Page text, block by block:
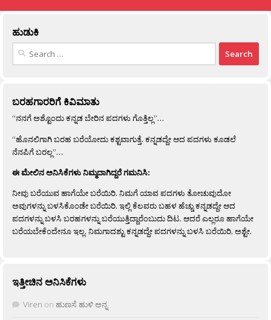
ಹುಡುಕಿ
Search
ಬರಹಗಾರರಿಗೆ ಕಿವಿಮಾತು
“ನನಗೆ ಅಶ್ಟೊಂದು ಕನ್ನಡ ಬೇರಿನ ಪದಗಳು ಗೊತ್ತಿಲ್ಲ”…
“ಹೊನಲಿಗಾಗಿ ಬರಹ ಬರೆಯೋದು ಕಶ್ಟವಾಗುತ್ತೆ. ಕನ್ನಡದ್ದೇ ಆದ ಪದಗಳು ಕೂಡಲೆ
ನೆನಪಿಗೆ ಬರಲ್ಲ”…
ಈ ಮೇಲಿನ ಅನಿಸಿಕೆಗಳು ನಿಮ್ಮದಾಗಿದ್ದರೆ ಗಮನಿಸಿ:
ನೀವು ಬರೆಯುವ ಹಾಗೆಯೇ ಬರೆಯಿರಿ. ನಿಮಗೆ ಯಾವ ಪದಗಳು ತೋಚುವುದೋ
ಅವುಗಳನ್ನು ಬಳಸಿಕೊಂಡೇ ಬರೆಯಿರಿ. ಇಲ್ಲಿ ಕೆಲವರು ಬಹಳ ಹೆಚ್ಚು ಕನ್ನಡದ್ದೇ ಆದ
ಪದಗಳನ್ನು ಬಳಸಿ ಬರಹಗಳನ್ನು ಬರೆಯುತ್ತಿದ್ದಾರೆಂಬುದು ದಿಟ. ಆದರೆ ಎಲ್ಲರೂ ಹಾಗೆಯೇ
ಬರೆಯಬೇಕೆಂದೇನೂ ಇಲ್ಲ. ನಿಮಗಾದಶ್ಟು ಕನ್ನಡದ್ದೇ ಪದಗಳನ್ನು ಬಳಸಿ ಬರೆಯಿರಿ, ಅಶ್ಟೇ.
ಇತ್ತೀಚಿನ ಅನಿಸಿಕೆಗಳು
Viren on ಹುಣಸೆ ಹುಳಿ ಅನ್ನ